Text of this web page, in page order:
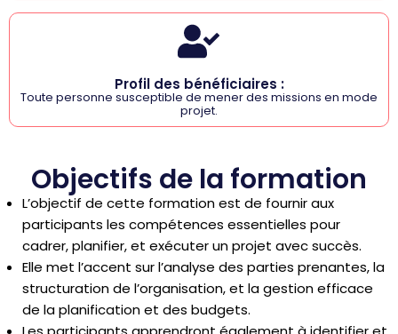
Profil des bénéficiaires :
Toute personne susceptible de mener des missions en mode
projet.
Objectifs de la formation
L’objectif de cette formation est de fournir aux
participants les compétences essentielles pour
cadrer, planifier, et exécuter un projet avec succès.
Elle met l’accent sur l’analyse des parties prenantes, la
structuration de l’organisation, et la gestion efficace
de la planification et des budgets.